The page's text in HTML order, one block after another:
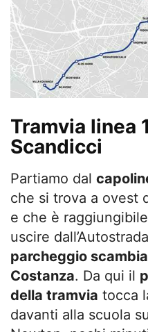
Tramvia linea
Scandicci
Partiamo dal
che si trova a ovest
e che è raggiungibile
uscire
parcheggio
Costanza. Da qui il
della tramvia tocca
davanti alla scuola